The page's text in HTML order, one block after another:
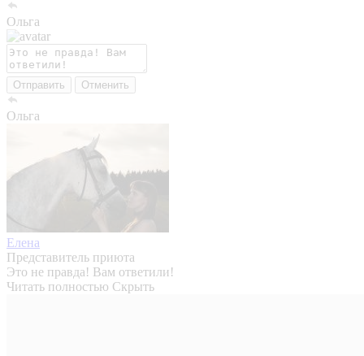
Ольга
Отправить Отменить
Ольга
Елена
Представитель приюта
Это не правда! Вам ответили!
Читать полностью Скрыть